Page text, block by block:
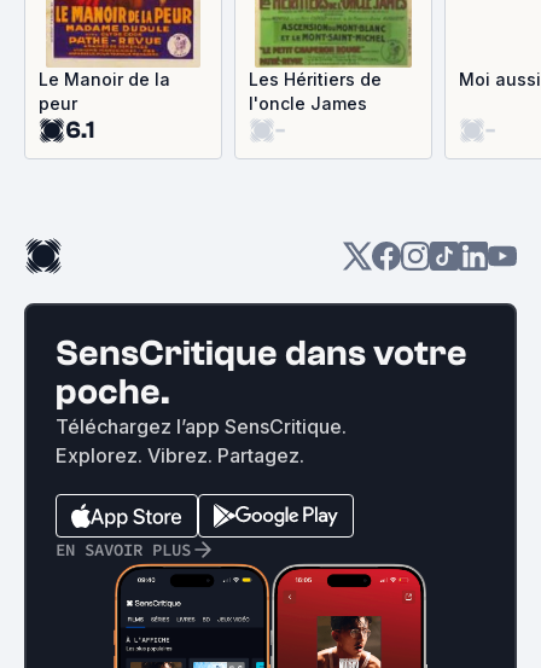
Le Manoir de la
peur
6.1
Les Héritiers de
l'oncle James
-
Moi
-
SensCritique dans votre
poche.
Téléchargez l’app SensCritique.
Explorez. Vibrez. Partagez.
EN SAVOIR PLUS